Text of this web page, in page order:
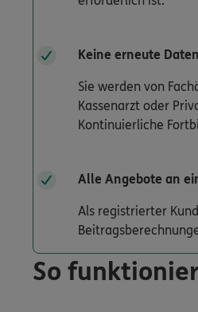
Keine erneute
Sie werden von
Kassenarzt oder
Kontinuierliche
Alle Angebote an
Als registrierter
So